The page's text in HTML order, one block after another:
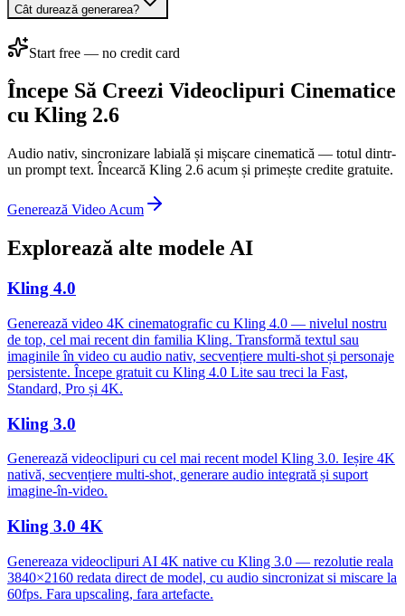
Cât durează generarea?
Start free — no credit card
Începe Să Creezi Videoclipuri Cinematice
cu Kling 2.6
Audio nativ, sincronizare labială și mișcare cinematică — totul dintr-
un prompt text. Încearcă Kling 2.6 acum și primește credite gratuite.
Generează Video Acum
Explorează alte modele AI
Kling 4.0
Generează video 4K cinematografic cu Kling 4.0 — nivelul nostru
de top, cel mai recent din familia Kling. Transformă textul sau
imaginile în video cu audio nativ, secvențiere multi-shot și personaje
persistente. Începe gratuit cu Kling 4.0 Lite sau treci la Fast,
Standard, Pro și 4K.
Kling 3.0
Generează videoclipuri cu cel mai recent model Kling 3.0. Ieșire 4K
nativă, secvențiere multi-shot, generare audio integrată și suport
imagine-în-video.
Kling 3.0 4K
Genereaza videoclipuri AI 4K native cu Kling 3.0 — rezolutie reala
3840×2160 redata direct de model, cu audio sincronizat si miscare la
60fps. Fara upscaling, fara artefacte.